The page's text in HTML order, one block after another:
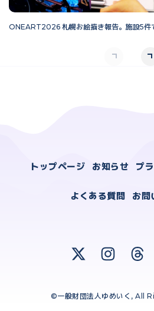
ONEART2026 札幌お絵描き報告。施設5件
トップページ お知らせ プ
よくある質問 お問
©一般財団法人ゆめいく, All